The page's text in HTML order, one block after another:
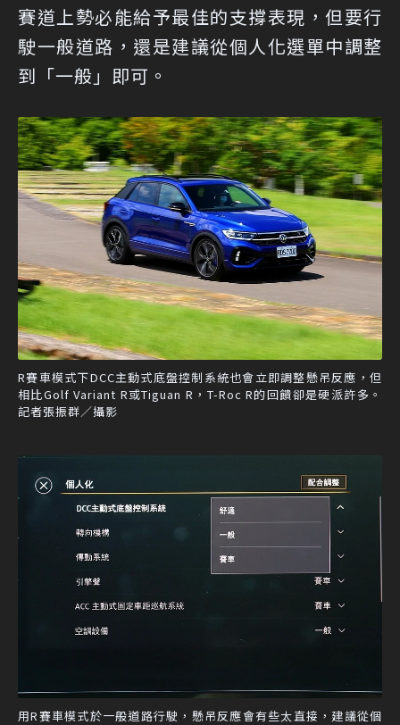
賽道上勢必能給予最佳的支撐表現，但要行
駛一般道路，還是建議從個人化選單中調整
到「一般」即可。
R賽車模式下DCC主動式底盤控制系統也會立即調整懸吊反應，但
相比Golf Variant R或Tiguan R，T-Roc R的回饋卻是硬派許多。
記者張振群／攝影
用R賽車模式於一般道路行駛，懸吊反應會有些太直接，建議從個